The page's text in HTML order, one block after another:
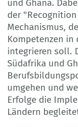
und Ghana.
der
Mechanismus,
Kompetenzen
integrieren soll.
Südafrika und
umgehen und
Erfolge die
Ländern